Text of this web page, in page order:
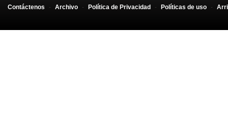
Contáctenos - Archivo - Política de Privacidad - Políticas de uso -